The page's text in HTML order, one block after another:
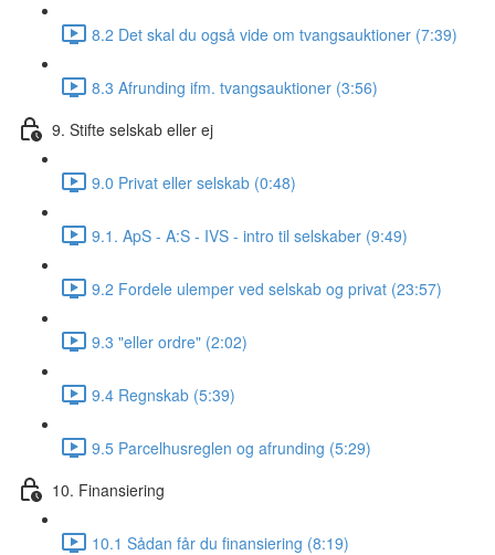
8.2 Det skal du også vide om tvangsauktioner (7:39)
8.3 Afrunding ifm. tvangsauktioner (3:56)
9. Stifte selskab eller ej
9.0 Privat eller selskab (0:48)
9.1. ApS - A:S - IVS - intro til selskaber (9:49)
9.2 Fordele ulemper ved selskab og privat (23:57)
9.3 "eller ordre" (2:02)
9.4 Regnskab (5:39)
9.5 Parcelhusreglen og afrunding (5:29)
10. Finansiering
10.1 Sådan får du finansiering (8:19)